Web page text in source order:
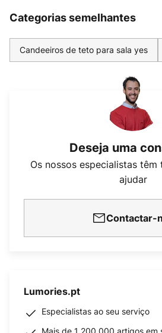
Categorias semelhantes
Candeeiros de teto para sala yes
Deseja uma
Os nossos especialistas
ajudar
Contactar-
Lumories.pt
Especialistas ao seu serviço